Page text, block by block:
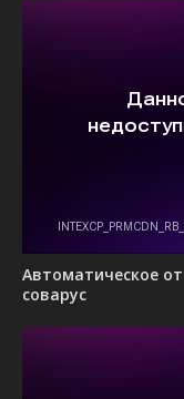
Автоматическое
соварус